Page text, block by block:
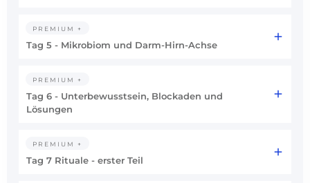
PREMIUM +
Tag 5 - Mikrobiom und Darm-Hirn-Achse
PREMIUM +
Tag 6 - Unterbewusstsein, Blockaden und
Lösungen
PREMIUM +
Tag 7 Rituale - erster Teil